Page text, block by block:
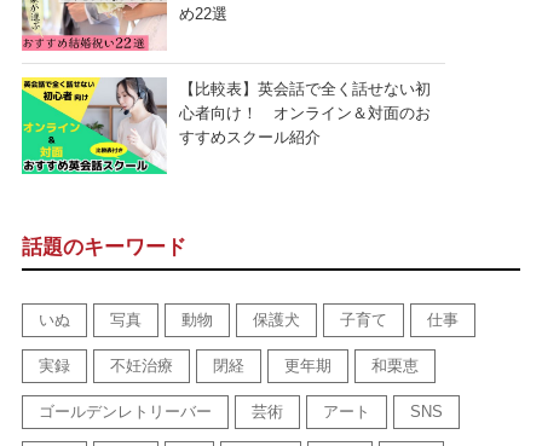
め22選
【比較表】英会話で全く話せない初
心者向け！ オンライン＆対面のお
すすめスクール紹介
話題のキーワード
いぬ 写真 動物 保護犬 子育て 仕事
実録 不妊治療 閉経 更年期 和栗恵
ゴールデンレトリーバー 芸術 アート SNS